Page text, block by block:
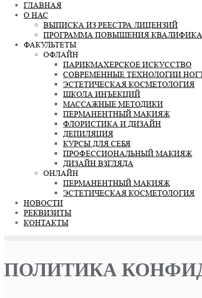
ГЛАВНАЯ
О НАС
ВЫПИСКА ИЗ РЕЕСТРА ЛИЦЕНЗИЙ
ПРОГРАММА ПОВЫШЕНИЯ
ФАКУЛЬТЕТЫ
ОФЛАЙН
ПАРИКМАХЕРСКОЕ ИСКУССТВО
СОВРЕМЕННЫЕ ТЕХНОЛОГИИ
ЭСТЕТИЧЕСКАЯ КОСМЕТОЛОГИЯ
ШКОЛА ИНЪЕКЦИЙ
МАССАЖНЫЕ МЕТОДИКИ
ПЕРМАНЕНТНЫЙ МАКИЯЖ
ФЛОРИСТИКА И ДИЗАЙН
ДЕПИЛЯЦИЯ
КУРСЫ ДЛЯ СЕБЯ
ПРОФЕССИОНАЛЬНЫЙ МАКИЯЖ
ДИЗАЙН ВЗГЛЯДА
ОНЛАЙН
ПЕРМАНЕНТНЫЙ МАКИЯЖ
ЭСТЕТИЧЕСКАЯ КОСМЕТОЛОГИЯ
НОВОСТИ
РЕКВИЗИТЫ
КОНТАКТЫ
ПОЛИТИКА